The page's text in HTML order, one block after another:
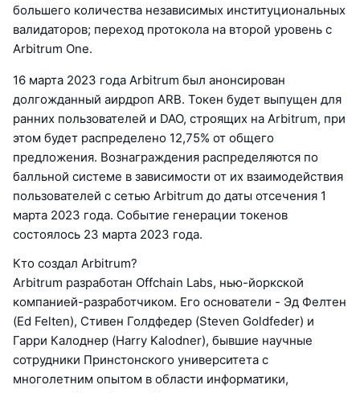
большего количества независимых институциональных
валидаторов; переход протокола на второй уровень с
Arbitrum One.
16 марта 2023 года Arbitrum был анонсирован
долгожданный аирдроп ARB. Токен будет выпущен для
ранних пользователей и DAO, строящих на Arbitrum, при
этом будет распределено 12,75% от общего
предложения. Вознаграждения распределяются по
балльной системе в зависимости от их взаимодействия
пользователей с сетью Arbitrum до даты отсечения 1
марта 2023 года. Событие генерации токенов
состоялось 23 марта 2023 года.
Кто создал Arbitrum?
Arbitrum разработан Offchain Labs, нью-йоркской
компанией-разработчиком. Его основатели - Эд Фелтен
(Ed Felten), Стивен Голдфедер (Steven Goldfeder) и
Гарри Калоднер (Harry Kalodner), бывшие научные
сотрудники Принстонского университета с
многолетним опытом в области информатики,